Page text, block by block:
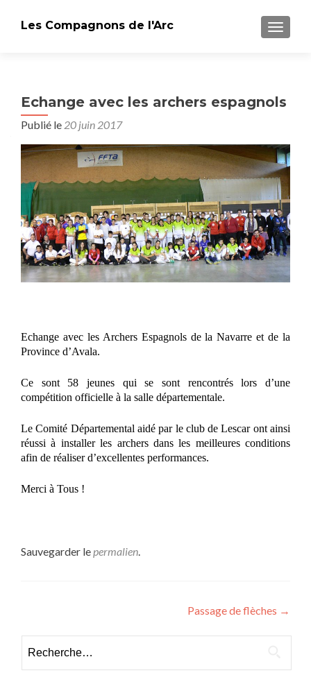
Les Compagnons de l'Arc
Echange avec les archers espagnols
Publié le 20 juin 2017
Echange avec les Archers Espagnols de la Navarre et de la
Province d’Avala.
Ce sont 58 jeunes qui se sont rencontrés lors d’une
compétition officielle à la salle départementale.
Le Comité Départemental aidé par le club de Lescar ont ainsi
réussi à installer les archers dans les meilleures conditions
afin de réaliser d’excellentes performances.
Merci à Tous !
Sauvegarder lepermalien.
Navigation de l’article
Passage de flèches →